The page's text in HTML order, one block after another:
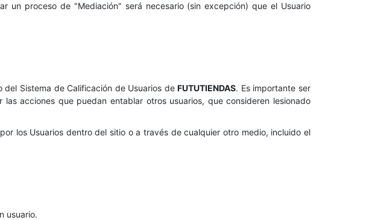
un proceso de "Mediación" será necesario (sin excepción) que el Usuario
del Sistema de Calificación de Usuarios deFUTUTIENDAS. Es importante ser
acciones que puedan entablar otros usuarios, que consideren lesionado
los Usuarios dentro del sitio o a través de cualquier otro medio, incluido el
usuario.